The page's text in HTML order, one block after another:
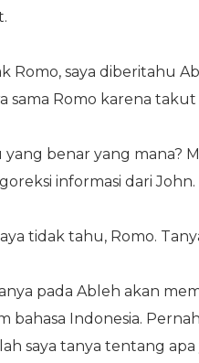
Romo, saya diberitahu
sama Romo karena
yang benar yang mana?
informasi dari John.
tidak tahu, Romo.
pada Ableh akan
bahasa Indonesia.
saya tanya tentang